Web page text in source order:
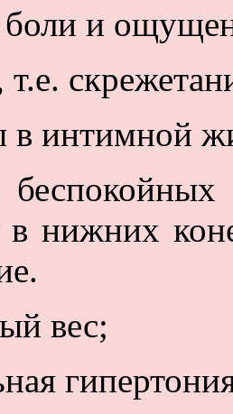
и
в интимной
нижних
вес;